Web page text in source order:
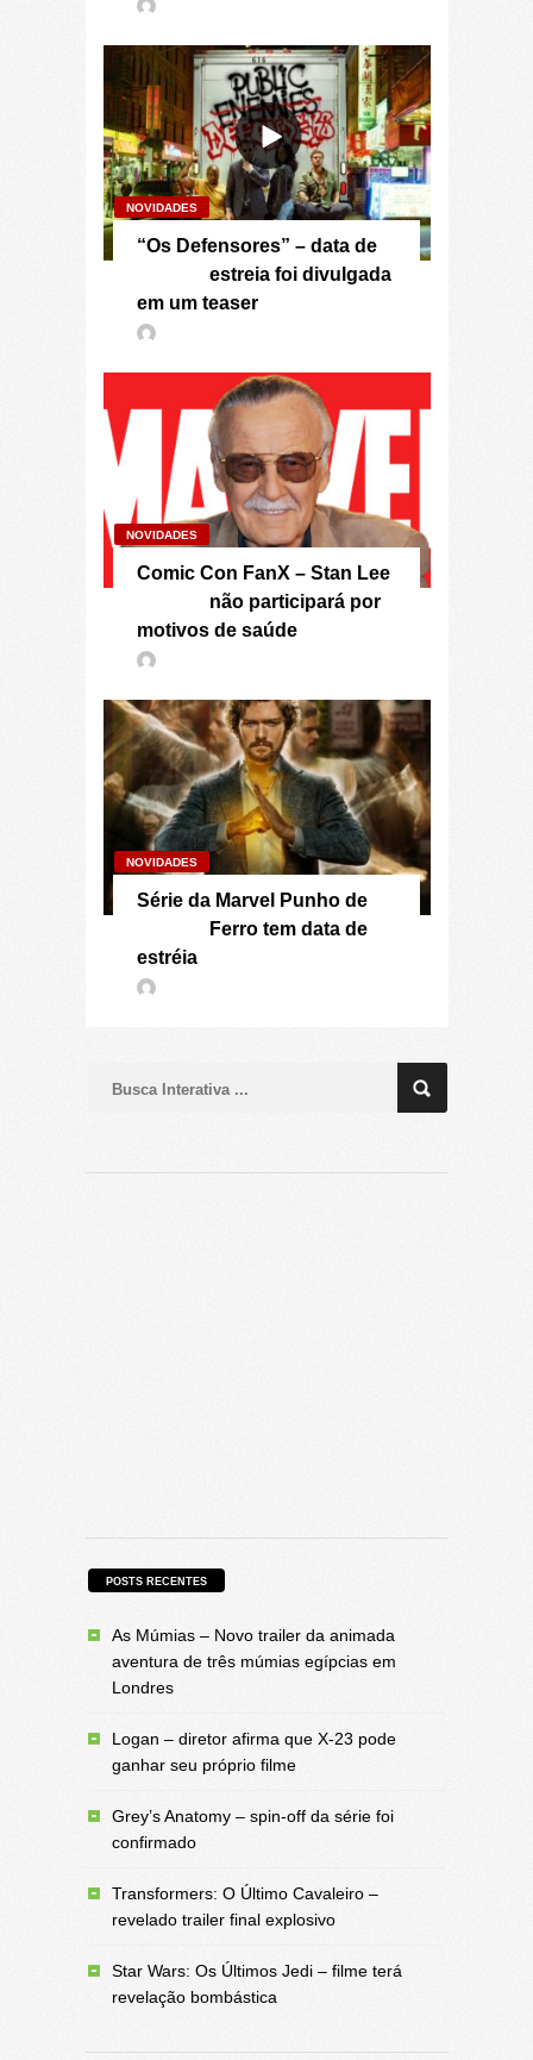
NOVIDADES
“Os Defensores” – data de
estreia foi divulgada
em um teaser
NOVIDADES
Comic Con FanX – Stan Lee
não participará por
motivos de saúde
NOVIDADES
Série da Marvel Punho de
Ferro tem data de
estréia
POSTS RECENTES
As Múmias – Novo trailer da animada
aventura de três múmias egípcias em
Londres
Logan – diretor afirma que X-23 pode
ganhar seu próprio filme
Grey’s Anatomy – spin-off da série foi
confirmado
Transformers: O Último Cavaleiro –
revelado trailer final explosivo
Star Wars: Os Últimos Jedi – filme terá
revelação bombástica